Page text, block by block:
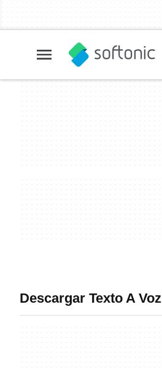
Descargar Texto A